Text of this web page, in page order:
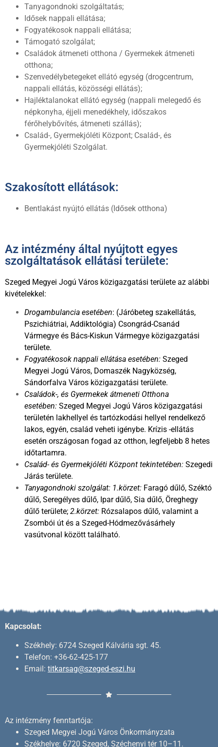
Tanyagondnoki szolgáltatás;
Idősek nappali ellátása;
Fogyatékosok nappali ellátása;
Támogató szolgálat;
Családok átmeneti otthona / Gyermekek átmeneti
otthona;
Szenvedélybetegeket ellátó egység (drogcentrum,
nappali ellátás, közösségi ellátás);
Hajléktalanokat ellátó egység (nappali melegedő és
népkonyha, éjjeli menedékhely, időszakos
férőhelybővítés, átmeneti szállás);
Család-, Gyermekjóléti Központ; Család-, és
Gyermekjóléti Szolgálat.
Szakosított ellátások:
Bentlakást nyújtó ellátás (Idősek otthona)
Az intézmény által nyújtott egyes
szolgáltatások ellátási területe:
Szeged Megyei Jogú Város közigazgatási területe az alábbi
kivételekkel:
Drogambulancia esetében: (Járóbeteg szakellátás,
Pszichiátriai, Addiktológia) Csongrád-Csanád
Vármegye és Bács-Kiskun Vármegye közigazgatási
területe.
Fogyatékosok nappali ellátása esetében: Szeged
Megyei Jogú Város, Domaszék Nagyközség,
Sándorfalva Város közigazgatási területe.
Családok-, és Gyermekek átmeneti Otthona
esetében: Szeged Megyei Jogú Város közigazgatási
területén lakhellyel és tartózkodási hellyel rendelkező
lakos, egyén, család veheti igénybe. Krízis -ellátás
esetén országosan fogad az otthon, legfeljebb 8 hetes
időtartamra.
Család- és Gyermekjóléti Központ tekintetében: Szegedi
Járás területe.
Tanyagondnoki szolgálat: 1.körzet: Faragó dűlő, Széktó
dűlő, Seregélyes dűlő, Ipar dűlő, Sia dűlő, Öreghegy
dűlő területe; 2.körzet: Rózsalapos dűlő, valamint a
Zsombói út és a Szeged-Hódmezővásárhely
vasútvonal között található.
Kapcsolat:
Székhely: 6724 Szeged Kálvária sgt. 45.
Telefon: +36-62-425-177
Email: titkarsag@szeged-eszi.hu
Az intézmény fenntartója:
Szeged Megyei Jogú Város Önkormányzata
Székhelye: 6720 Szeged, Széchenyi tér 10–11.